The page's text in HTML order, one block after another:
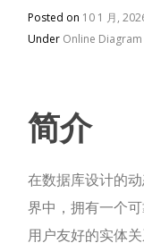
Posted on 10 1 月,
Under Online Diagram
简介
在数据库设计的
界中，拥有一个可
用户友好的实体